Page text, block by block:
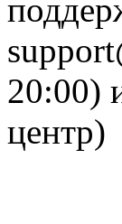
20:00)
центр)